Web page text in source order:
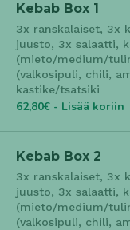
Kebab Box 1
3x ranskalaiset, 3x
juusto, 3x salaatti,
(mieto/medium/
(valkosipuli, chili,
kastike/tsatsiki
62,80€ - Lisää koriin
Kebab Box 2
3x ranskalaiset, 3x
juusto, 3x salaatti,
(mieto/medium/
(valkosipuli, chili,